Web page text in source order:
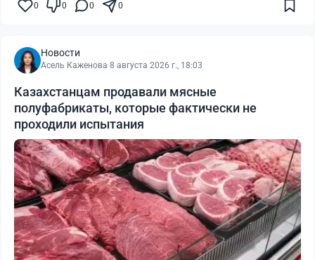
0 0 0 0
Новости
Асель Каженова·8 августа 2026 г., 18:03
Казахстанцам продавали мясные
полуфабрикаты, которые фактически не
проходили испытания